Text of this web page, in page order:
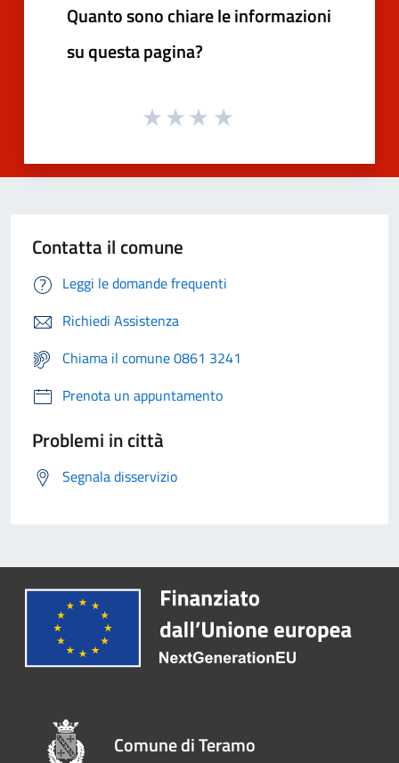
Quanto sono chiare le informazioni
su questa pagina?
Contatta il comune
Leggi le domande frequenti
Richiedi Assistenza
Chiama il comune 0861 3241
Prenota un appuntamento
Problemi in città
Segnala disservizio
Comune di Teramo